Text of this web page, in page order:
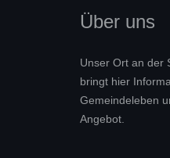
Über uns
Unser Ort an der
bringt hier
Gemeindeleben
Angebot.